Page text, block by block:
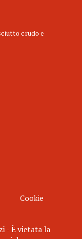
crudo e
Cookie
- È vietata la